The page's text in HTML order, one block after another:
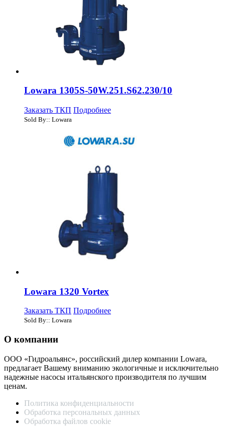
Lowara 1305S-50W.251.S62.230/10
Заказать ТКП Подробнее
Sold By:: Lowara
Lowara 1320 Vortex
Заказать ТКП Подробнее
Sold By:: Lowara
О компании
ООО «Гидроальянс», российский дилер компании Lowara,
предлагает Вашему вниманию экологичные и исключительно
надежные насосы итальянского производителя по лучшим
ценам.
Политика конфиденциальности
Обработка персональных данных
Обработка файлов cookie